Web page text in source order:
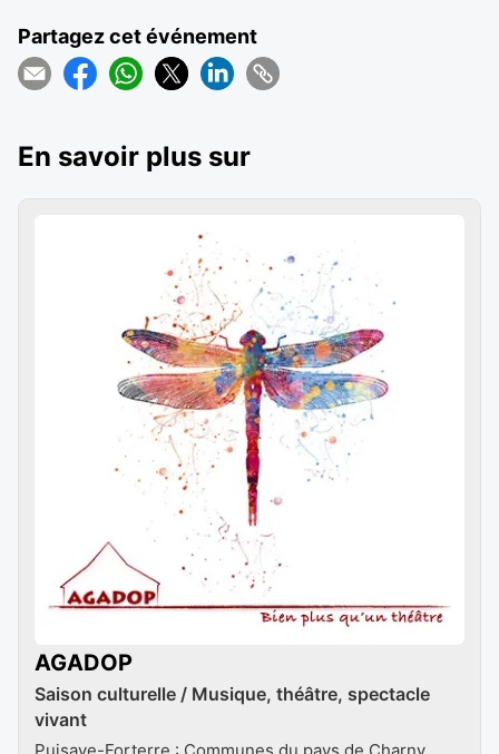
Partagez cet événement
En savoir plus sur
AGADOP
Saison culturelle / Musique, théâtre, spectacle
vivant